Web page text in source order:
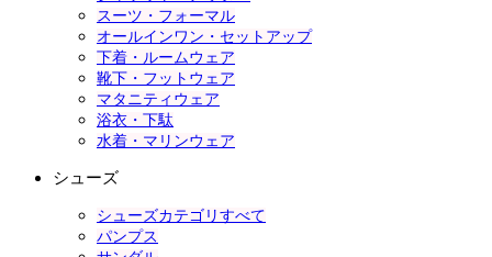
スーツ・フォーマル
オールインワン・セットアップ
下着・ルームウェア
靴下・フットウェア
マタニティウェア
浴衣・下駄
水着・マリンウェア
シューズ
シューズカテゴリすべて
パンプス